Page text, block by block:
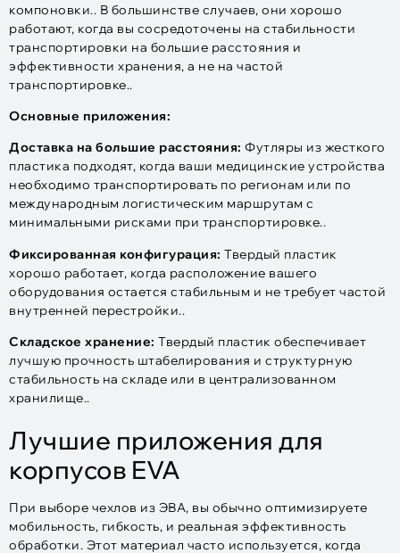
компоновки.. В большинстве случаев, они хорошо
работают, когда вы сосредоточены на стабильности
транспортировки на большие расстояния и
эффективности хранения, а не на частой
транспортировке..
Основные приложения:
Доставка на большие расстояния: Футляры из жесткого
пластика подходят, когда ваши медицинские устройства
необходимо транспортировать по регионам или по
международным логистическим маршрутам с
минимальными рисками при транспортировке..
Фиксированная конфигурация: Твердый пластик
хорошо работает, когда расположение вашего
оборудования остается стабильным и не требует частой
внутренней перестройки..
Складское хранение: Твердый пластик обеспечивает
лучшую прочность штабелирования и структурную
стабильность на складе или в централизованном
хранилище..
Лучшие приложения для
корпусов EVA
При выборе чехлов из ЭВА, вы обычно оптимизируете
мобильность, гибкость, и реальная эффективность
обработки. Этот материал часто используется, когда